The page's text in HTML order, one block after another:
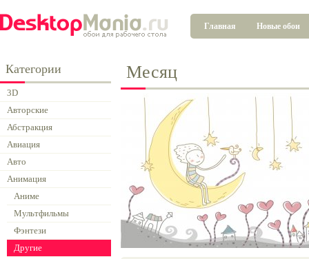
Главная Новые обои
Категории
3D
Авторские
Абстракция
Авиация
Авто
Анимация
Аниме
Мультфильмы
Фэнтези
Другие
Месяц